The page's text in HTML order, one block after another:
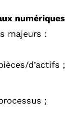
numériques
majeurs :
d’actifs ;
;